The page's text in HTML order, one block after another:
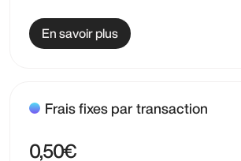
En savoir plus
Frais fixes par transaction
0,50€